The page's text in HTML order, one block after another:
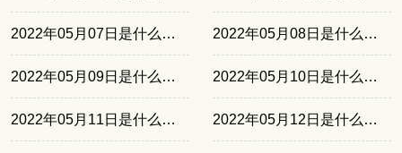
2022年05月07日是什么日子 2022年05月08日是什么日子
2022年05月09日是什么日子 2022年05月10日是什么日子
2022年05月11日是什么日子 2022年05月12日是什么日子